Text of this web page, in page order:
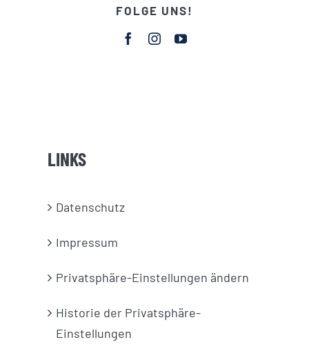
FOLGE UNS!
LINKS
Datenschutz
Impressum
Privatsphäre-Einstellungen ändern
Historie der Privatsphäre-
Einstellungen